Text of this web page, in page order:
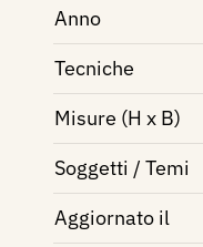
Anno
Tecniche
Misure (H x B)
Soggetti / Temi
Aggiornato il